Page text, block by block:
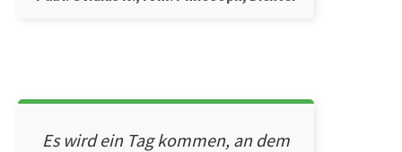
Es wird ein Tag kommen, an dem